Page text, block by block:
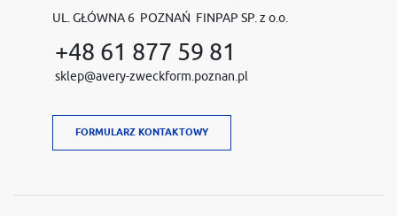
UL. GŁÓWNA 6 POZNAŃ FINPAP SP. z o.o.
+48 61 877 59 81
sklep@avery-zweckform.poznan.pl
FORMULARZ KONTAKTOWY